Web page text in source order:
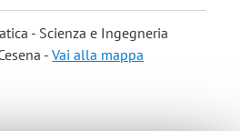
- Scienza e Ingegneria
-Vai alla mappa